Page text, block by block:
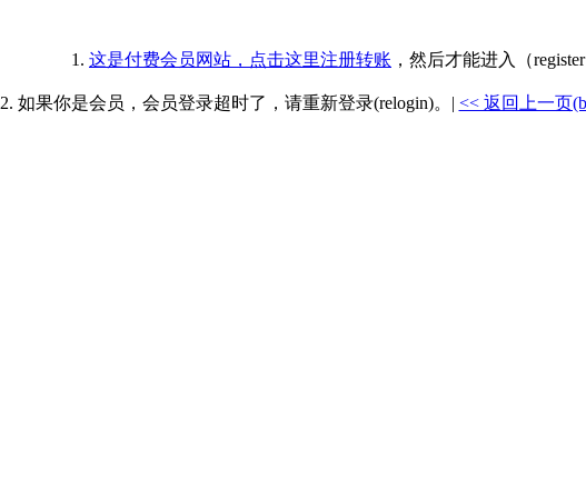
1. 这是付费会员网站，点击这里注册转账 ，然后才能进入（register
2. 如果你是会员，会员登录超时了，请重新登录(relogin)。| << 返回上一页